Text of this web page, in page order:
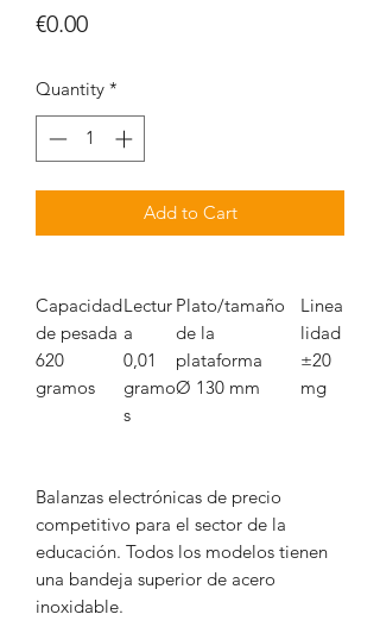
€0.00Price
Quantity *
Add to Cart
Capacidad
de pesada
620
gramos
Lectur
a
0,01
gramo
s
Plato/tamaño
de la
plataforma
Ø 130 mm
Linea
lidad
±20
mg
Balanzas electrónicas de precio
competitivo para el sector de la
educación. Todos los modelos tienen
una bandeja superior de acero
inoxidable.